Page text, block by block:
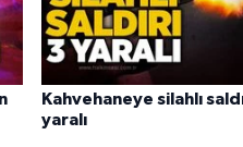
Kahvehaneye silahlı
yaralı